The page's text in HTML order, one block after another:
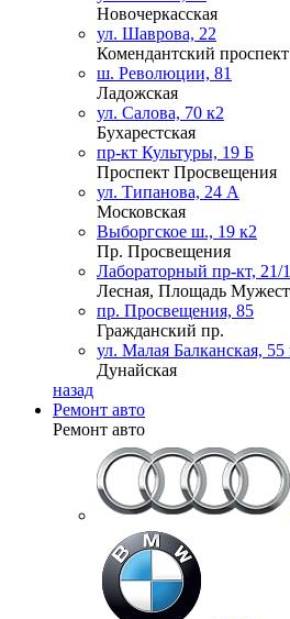
Новочеркасская
ул. Шаврова, 22
Комендантский проспект
ш. Революции, 81
Ладожская
ул. Салова, 70 к2
Бухарестская
пр-кт Культуры, 19 Б
Проспект Просвещения
ул. Типанова, 24 А
Московская
Выборгское ш., 19 к2
Пр. Просвещения
Лабораторный пр-кт, 21/1
Лесная, Площадь
пр. Просвещения, 85
Гражданский пр.
ул. Малая Балканская, 55
Дунайская
назад
Ремонт авто
Ремонт авто